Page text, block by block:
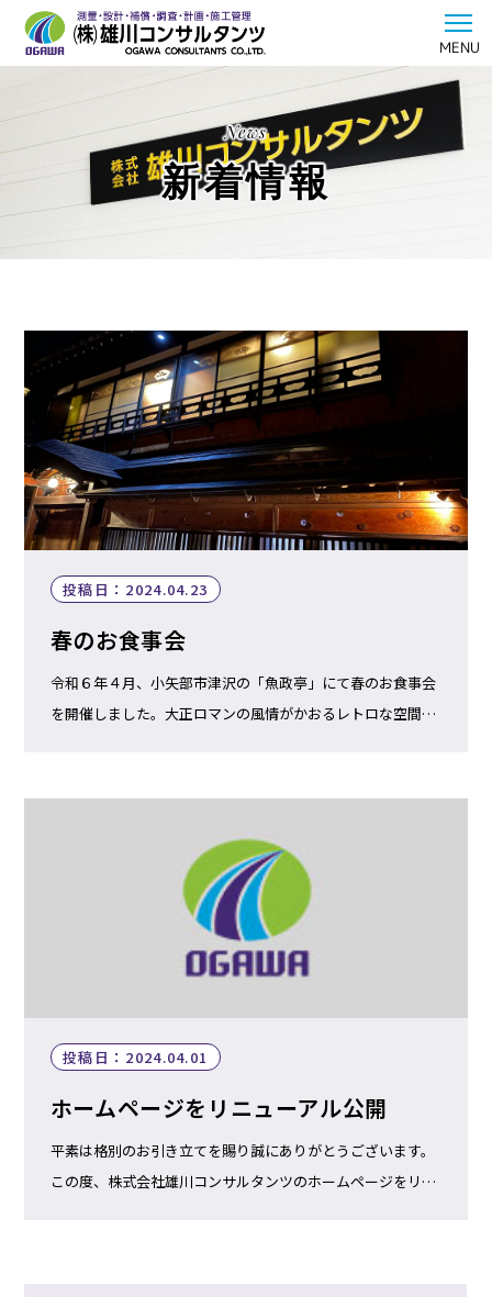
MENU
News
新着情報
投稿日：2024.04.23
春のお食事会
令和６年４月、小矢部市津沢の「魚政亭」にて春のお食事会
を開催しました。大正ロマンの風情がかおるレトロな空間、
投稿日：2024.04.01
ホームページをリニューアル公開
平素は格別のお引き立てを賜り誠にありがとうございます。
この度、株式会社雄川コンサルタンツのホームページをリニ